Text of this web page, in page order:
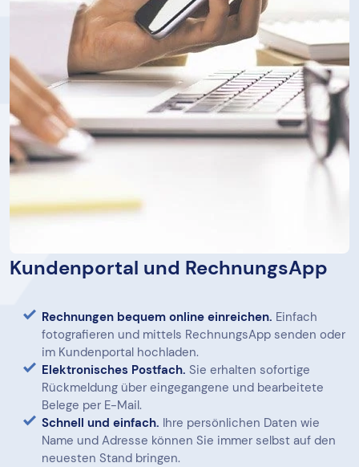
Kundenportal und RechnungsApp
Rechnungen bequem online einreichen. Einfach
fotografieren und mittels RechnungsApp senden oder
im Kundenportal hochladen.
Elektronisches Postfach. Sie erhalten sofortige
Rückmeldung über eingegangene und bearbeitete
Belege per E-Mail.
Schnell und einfach. Ihre persönlichen Daten wie
Name und Adresse können Sie immer selbst auf den
neuesten Stand bringen.